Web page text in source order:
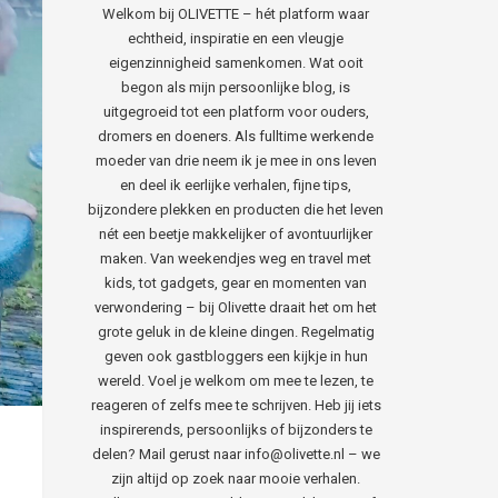
Welkom bij OLIVETTE – hét platform waar
echtheid, inspiratie en een vleugje
eigenzinnigheid samenkomen. Wat ooit
begon als mijn persoonlijke blog, is
uitgegroeid tot een platform voor ouders,
dromers en doeners. Als fulltime werkende
moeder van drie neem ik je mee in ons leven
en deel ik eerlijke verhalen, fijne tips,
bijzondere plekken en producten die het leven
nét een beetje makkelijker of avontuurlijker
maken. Van weekendjes weg en travel met
kids, tot gadgets, gear en momenten van
verwondering – bij Olivette draait het om het
grote geluk in de kleine dingen. Regelmatig
geven ook gastbloggers een kijkje in hun
wereld. Voel je welkom om mee te lezen, te
reageren of zelfs mee te schrijven. Heb jij iets
inspirerends, persoonlijks of bijzonders te
delen? Mail gerust naar info@olivette.nl – we
zijn altijd op zoek naar mooie verhalen.